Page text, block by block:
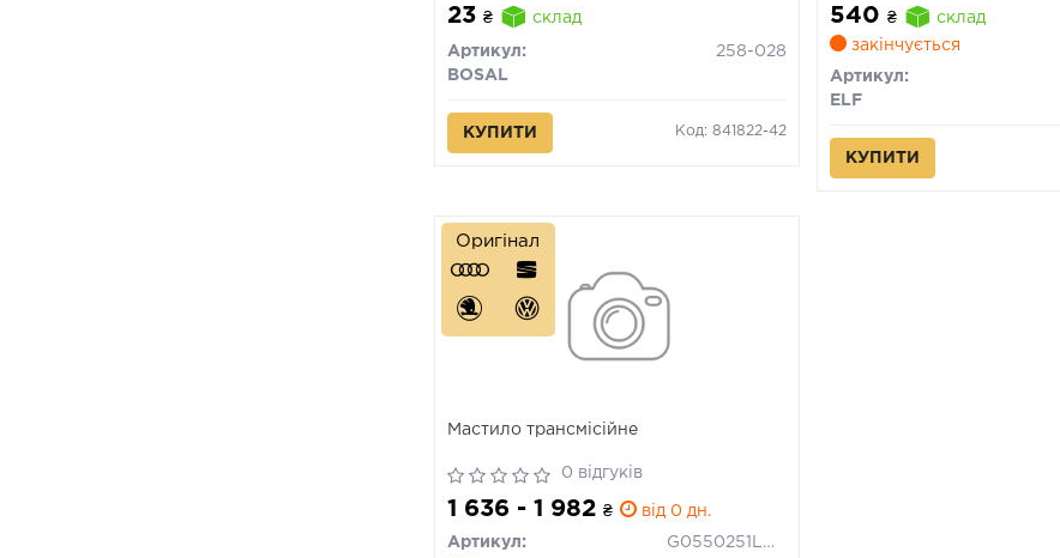
23 ₴ склад
Артикул:
258-028
BOSAL
КУПИТИ Код: 841822-42
540₴
склад
закінчується
Артикул:
ELF
КУПИТИ
Мастило трансмісійне
0 відгуків
1 636 - 1 982 ₴ від 0 дн.
Артикул:
G0550251LDSP
Оригінал